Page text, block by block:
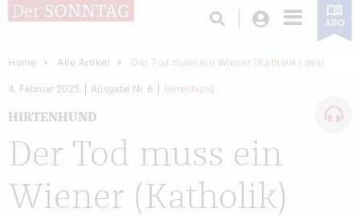
Login ABO
Home Alle Artikel Der Tod muss ein Wiener (Katholik) sein
Der Tod muss ein
Wiener (Katholik)
HIRTENHUND
4. Februar 2025 Ausgabe Nr. 6 Hirtenhund